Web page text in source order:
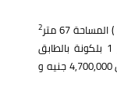
) المساحة 67 متر 2
شرقي تطل على شارع تشمل 1 نوم 1 حمام 1 بلكونة بالطابق
الثاني تشطيب الشركة إستلام فوري للبيع كاش 4,700,000 جنيه و